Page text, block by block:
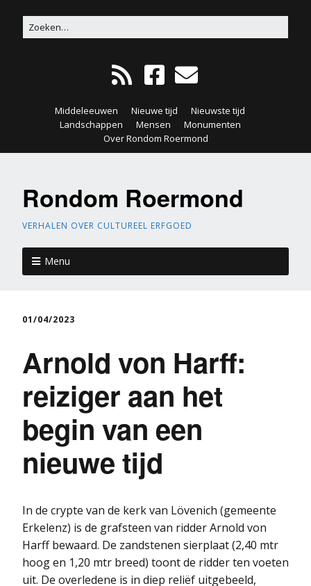
Middeleeuwen Nieuwe tijd
Nieuwste tijd
Landschappen
Mensen
Monumenten
Over Rondom Roermond
Rondom Roermond
VERHALEN OVER CULTUREEL ERFGOED
Menu
01/04/2023
Arnold von Harff:
reiziger aan het
begin van een
nieuwe tijd
In de crypte van de kerk van Lövenich (gemeente
Erkelenz) is de grafsteen van ridder Arnold von
Harff bewaard. De zandstenen sierplaat (2,40 mtr
hoog en 1,20 mtr breed) toont de ridder ten voeten
uit. De overledene is in diep reliëf uitgebeeld,